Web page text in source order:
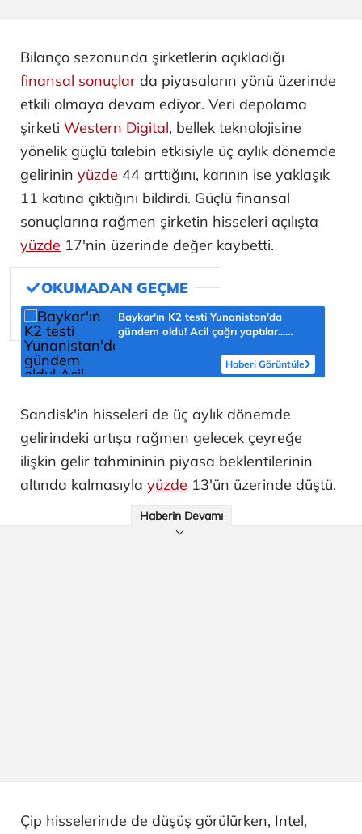
Bilanço sezonunda şirketlerin açıkladığı
finansal sonuçlar da piyasaların yönü üzerinde
etkili olmaya devam ediyor. Veri depolama
şirketi Western Digital, bellek teknolojisine
yönelik güçlü talebin etkisiyle üç aylık dönemde
gelirinin yüzde 44 arttığını, karının ise yaklaşık
11 katına çıktığını bildirdi. Güçlü finansal
sonuçlarına rağmen şirketin hisseleri açılışta
yüzde 17'nin üzerinde değer kaybetti.
Baykar'ın K2 testi Yunanistan'da
gündem oldu! Acil çağrı yaptılar...
Haberi Görüntüle
Sandisk'in hisseleri de üç aylık dönemde
gelirindeki artışa rağmen gelecek çeyreğe
ilişkin gelir tahmininin piyasa beklentilerinin
altında kalmasıyla yüzde 13'ün üzerinde düştü.
Haberin Devamı
Çip hisselerinde de düşüş görülürken, Intel,